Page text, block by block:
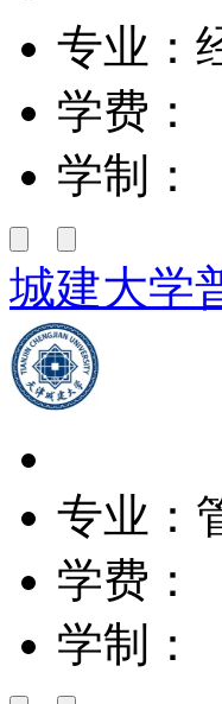
专业：
学费：
学制：
城建大学
专业：
学费：
学制：